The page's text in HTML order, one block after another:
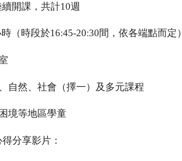
續開課，共計10週
（時段於16:45-20:30間，依各端點而定）
自然、社會（擇一）及多元課程
境等地區學童
分享影片：